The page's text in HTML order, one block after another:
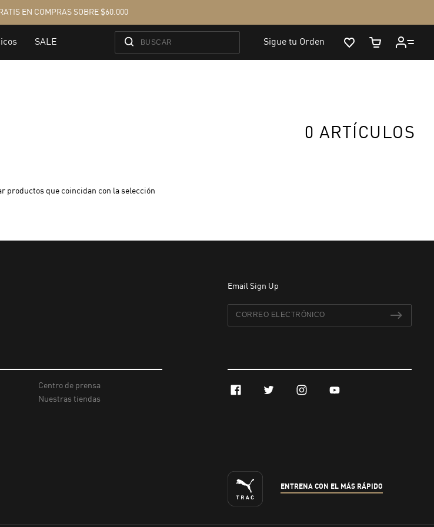
0 ARTÍCULOS
productos que coincidan con la selección